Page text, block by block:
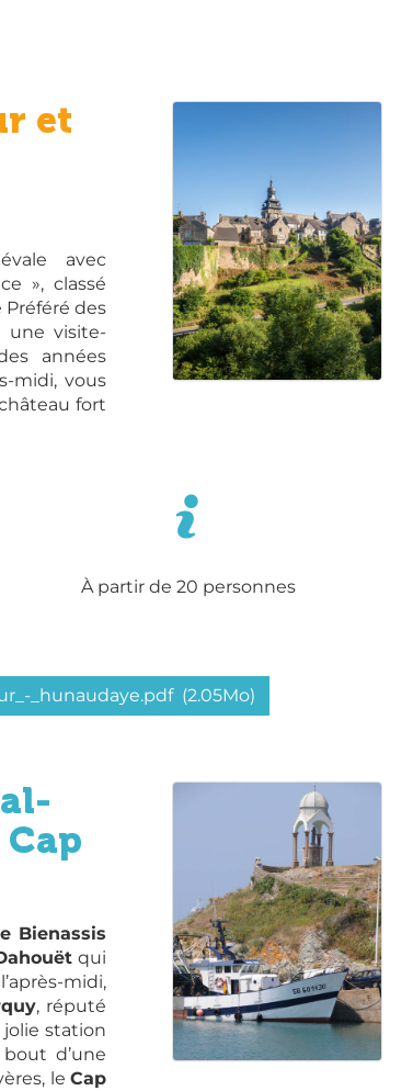
et
avec
», classé
Préféré des
une visite-
années
midi, vous
fort
À partir de 20 personnes
_hunaudaye.pdf (2.05Mo)
Bienassis
qui
midi,
, réputé
jolie station
d’une
leCap